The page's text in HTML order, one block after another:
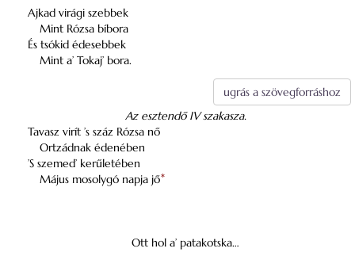
Ajkad virági szebbek
Mint Rózsa bíbora
És tsókid édesebbek
Mint a’ Tokaj’ bora.
ugrás a szövegforráshoz
Az esztendő IV szakasza.
Tavasz virít ’s száz Rózsa nő
Ortzádnak édenében
’S szemed’ kerűletében
Május mosolygó napja jő*
Ott hol a’ patakotska…